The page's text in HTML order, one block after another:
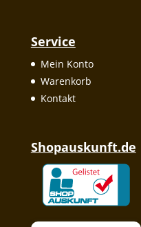
Service
Mein Konto
Warenkorb
Kontakt
Shopauskunft.de